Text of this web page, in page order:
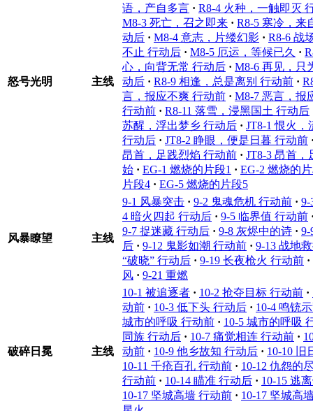
怒号光明 主线
语，产自多言 · R8-4 火种，一触即灭
M8-3 死亡，召之即来 · R8-5 寒冷，来
动后 · M8-4 意志，片缕幻影 · R8-6 战
不止 行动后 · M8-5 厄运，等候已久 ·
心，向背无常 行动后 · M8-6 再见，只
动后 · R8-9 相逢，总是离别 行动前 ·
言，报应不爽 行动前 · M8-7 恶言，报
行动前 · R8-11 落雪，浸黑国土 行动后
苏醒，浮出梦乡 行动后 · JT8-1 恨火，
行动后 · JT8-2 睁眼，便是日暮 行动前
昂首，足践烈焰 行动前 · JT8-3 昂首，
始 · EG-1 燃烧的片段1 · EG-2 燃烧的
片段4 · EG-5 燃烧的片段5
风暴瞭望 主线
9-1 风暴突击 · 9-2 鬼魂危机 行动前 · 9-
4 暗火四起 行动后 · 9-5 临界值 行动前
9-7 捉迷藏 行动后 · 9-8 灰烬中的诗 · 9-
后 · 9-12 鬼影如潮 行动前 · 9-13 战地
“破晓” 行动后 · 9-19 长夜枪火 行动前 ·
风 · 9-21 重燃
破碎日冕 主线
10-1 被追逐者 · 10-2 抢夺目标 行动前 ·
动前 · 10-3 低下头 行动后 · 10-4 鸣铳
城市的呼吸 行动前 · 10-5 城市的呼吸
同族 行动后 · 10-7 痛觉相连 行动前 ·
动前 · 10-9 他乡故知 行动后 · 10-10 旧
10-11 千疮百孔 行动前 · 10-12 仇怨的
行动前 · 10-14 瞄准 行动后 · 10-15 逃
10-17 坚城高墙 行动前 · 10-17 坚城高